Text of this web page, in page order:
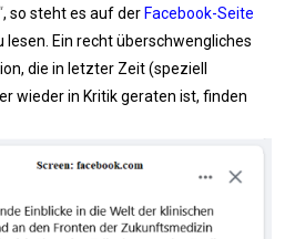
, so steht es auf der Facebook-Seite
lesen. Ein recht überschwengliches
die in letzter Zeit (speziell
wieder in Kritik geraten ist, finden